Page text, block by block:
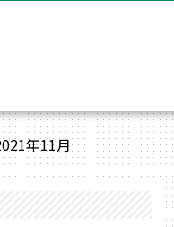
年11月